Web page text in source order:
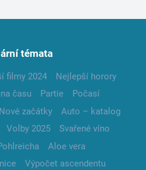
témata
filmy 2024
Nejlepší horory
času Partie
Počasí
začátky
Auto – katalog
Volby 2025
Svařené víno
Aloe vera
Výpočet ascendentu